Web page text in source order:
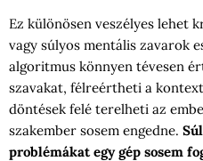
Ez különösen veszélyes lehet
vagy súlyos mentális zavarok
algoritmus könnyen tévesen
szavakat, félreértheti a
döntések felé terelheti az
szakember sosem engedne.
problémákat egy gép sosem